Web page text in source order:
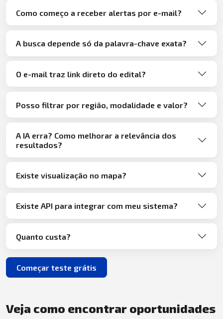
Como começo a receber alertas por e-mail?
A busca depende só da palavra-chave exata?
O e-mail traz link direto do edital?
Posso filtrar por região, modalidade e valor?
A IA erra? Como melhorar a relevância dos
resultados?
Existe visualização no mapa?
Existe API para integrar com meu sistema?
Quanto custa?
Começar teste grátis
Veja como encontrar oportunidades